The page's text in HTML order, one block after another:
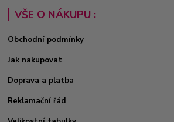
VŠE O NÁKUPU :
Obchodní podmínky
Jak nakupovat
Doprava a platba
Reklamační řád